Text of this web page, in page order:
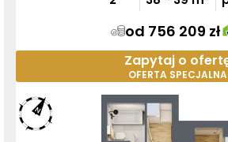
od 756 209 zł
Zapytaj o
OFERTA SPECJALNA